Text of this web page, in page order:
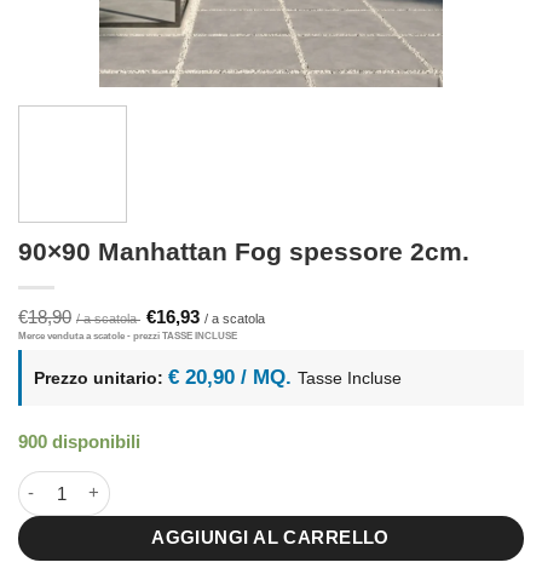
90×90 Manhattan Fog spessore 2cm.
€18,90
Il
prezzo
era:
€18,90.
€16,93
Il
è:
€16,93.
Prezzo unitario: € 20,90 / MQ. Tasse Incluse
900 disponibili
90x90 Manhattan Fog spessore 2cm. quantità
AGGIUNGI AL CARRELLO